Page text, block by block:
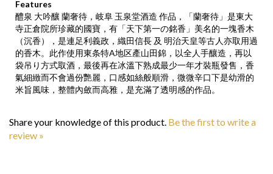
醴泉 大吟釀 蘭奢待，岐阜 玉泉堂酒造 作品，「蘭奢待」是東大
寺正倉院所珍藏的國寶，有「天下第一の銘香」美名的一塊香木
（沉香），是連足利義政，織田信長 及 明治天皇等古人亦取用過
的香木。此作使用東条特A地区產山田錦，以全人手釀造，再以
袋吊り方式取酒，最後再在冰溫下熟成最少一年才裝瓶發售，香
氣細緻而不會過份艷麗，口感如絲般順滑，微微辛口下是幼滑的
米旨風味，整體內斂而高雅，是充滿了透明感的作品。
review »